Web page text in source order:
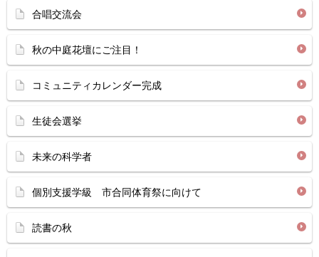
合唱交流会
秋の中庭花壇にご注目！
コミュニティカレンダー完成
生徒会選挙
未来の科学者
個別支援学級 市合同体育祭に向けて
読書の秋